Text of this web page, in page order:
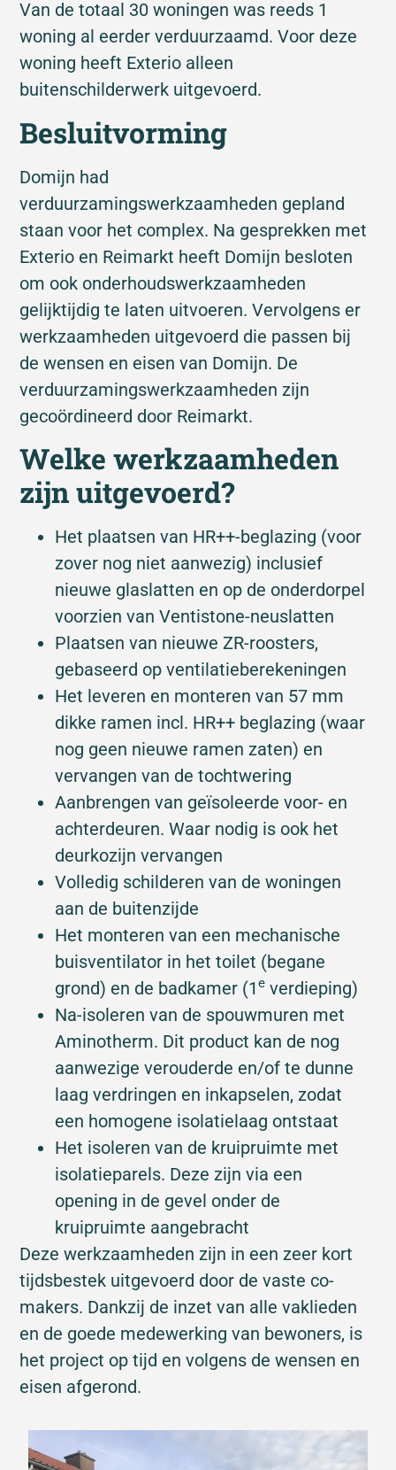
Van de totaal 30 woningen was reeds 1
woning al eerder verduurzaamd. Voor deze
woning heeft Exterio alleen
buitenschilderwerk uitgevoerd.
Besluitvorming
Domijn had
verduurzamingswerkzaamheden gepland
staan voor het complex. Na gesprekken met
Exterio en Reimarkt heeft Domijn besloten
om ook onderhoudswerkzaamheden
gelijktijdig te laten uitvoeren. Vervolgens er
werkzaamheden uitgevoerd die passen bij
de wensen en eisen van Domijn. De
verduurzamingswerkzaamheden zijn
gecoördineerd door Reimarkt.
Welke werkzaamheden
zijn uitgevoerd?
Het plaatsen van HR++-beglazing (voor
zover nog niet aanwezig) inclusief
nieuwe glaslatten en op de onderdorpel
voorzien van Ventistone-neuslatten
Plaatsen van nieuwe ZR-roosters,
gebaseerd op ventilatieberekeningen
Het leveren en monteren van 57 mm
dikke ramen incl. HR++ beglazing (waar
nog geen nieuwe ramen zaten) en
vervangen van de tochtwering
Aanbrengen van geïsoleerde voor- en
achterdeuren. Waar nodig is ook het
deurkozijn vervangen
Volledig schilderen van de woningen
aan de buitenzijde
Het monteren van een mechanische
buisventilator in het toilet (begane
grond) en de badkamer (1e verdieping)
Na-isoleren van de spouwmuren met
Aminotherm. Dit product kan de nog
aanwezige verouderde en/of te dunne
laag verdringen en inkapselen, zodat
een homogene isolatielaag ontstaat
Het isoleren van de kruipruimte met
isolatieparels. Deze zijn via een
opening in de gevel onder de
kruipruimte aangebracht
Deze werkzaamheden zijn in een zeer kort
tijdsbestek uitgevoerd door de vaste co-
makers. Dankzij de inzet van alle vaklieden
en de goede medewerking van bewoners, is
het project op tijd en volgens de wensen en
eisen afgerond.